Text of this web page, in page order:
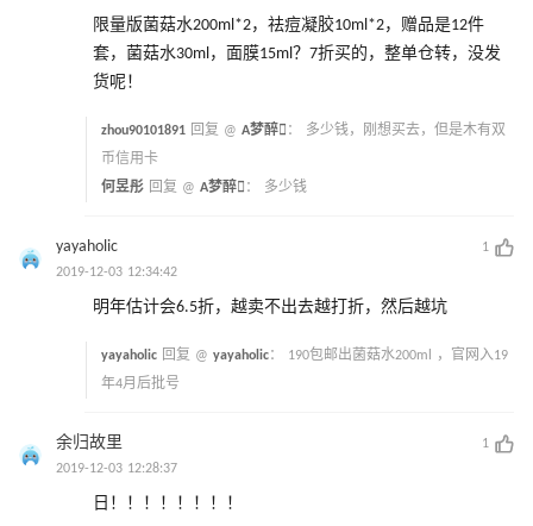
限量版菌菇水200ml*2，祛痘凝胶10ml*2，赠品是12件
套，菌菇水30ml，面膜15ml？7折买的，整单仓转，没发
货呢！
zhou90101891 回复 @ A梦醉 ： 多少钱，刚想买去，但是木有双
币信用卡
何昱彤 回复 @ A梦醉 ： 多少钱
yayaholic
1
2019-12-03 12:34:42
明年估计会6.5折，越卖不出去越打折，然后越坑
yayaholic 回复 @ yayaholic： 190包邮出菌菇水200ml ，官网入19
年4月后批号
余归故里
1
2019-12-03 12:28:37
日！！！！！！！！